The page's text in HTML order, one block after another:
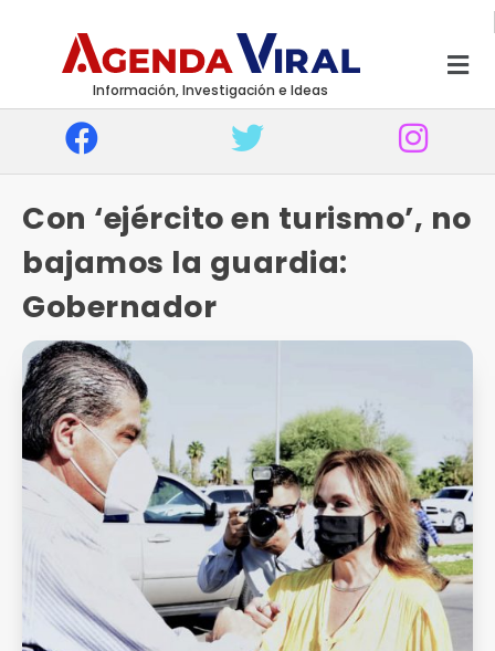
Información, Investigación e Ideas
Con ‘ejército en turismo’, no
bajamos la guardia:
Gobernador